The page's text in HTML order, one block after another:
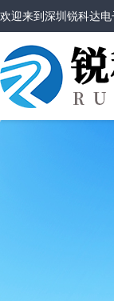
欢迎来到深圳锐科达电